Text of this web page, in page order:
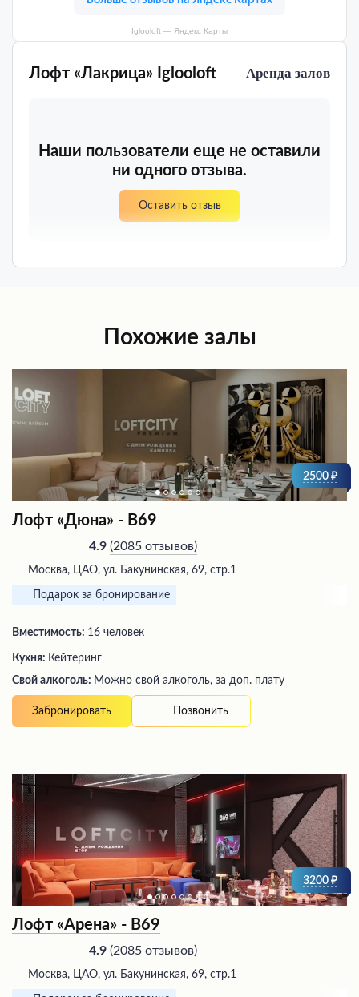
Лофт «Лакрица» Iglooloft Аренда залов
Наши пользователи еще не оставили
ни одного отзыва.
Оставить отзыв
Iglooloft — Яндекс Карты
Похожие залы
2500
Лофт «Дюна» - В69
4.9 (2085 отзывов)
Москва, ЦАО, ул. Бакунинская, 69, стр.1
Подарок за бронирование
Вместимость: 16 человек
Кухня: Кейтеринг
Свой алкоголь: Можно свой алкоголь, за доп. плату
Забронировать Позвонить
3200
Лофт «Арена» - В69
4.9 (2085 отзывов)
Москва, ЦАО, ул. Бакунинская, 69, стр.1